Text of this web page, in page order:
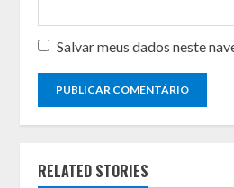
Salvar meus dados neste
RELATED STORIES